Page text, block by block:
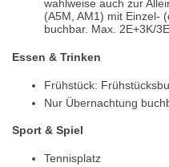
wahlweise auch zur
(A5M, AM1) mit Einzel-
buchbar. Max. 2E+3K/
Essen & Trinken
Frühstück:
Nur Übernachtung
Sport & Spiel
Tennisplatz